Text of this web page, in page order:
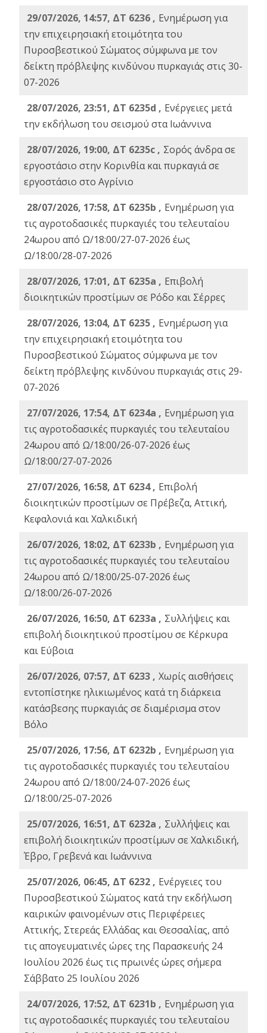
29/07/2026, 14:57, ΔΤ 6236 , Ενημέρωση για
την επιχειρησιακή ετοιμότητα του
Πυροσβεστικού Σώματος σύμφωνα με τον
δείκτη πρόβλεψης κινδύνου πυρκαγιάς στις 30-
07-2026
28/07/2026, 23:51, ΔΤ 6235d , Ενέργειες μετά
την εκδήλωση του σεισμού στα Ιωάννινα
28/07/2026, 19:00, ΔΤ 6235c , Σορός άνδρα σε
εργοστάσιο στην Κορινθία και πυρκαγιά σε
εργοστάσιο στο Αγρίνιο
28/07/2026, 17:58, ΔΤ 6235b , Ενημέρωση για
τις αγροτοδασικές πυρκαγιές του τελευταίου
24ωρου από Ω/18:00/27-07-2026 έως
Ω/18:00/28-07-2026
28/07/2026, 17:01, ΔΤ 6235a , Eπιβολή
διοικητικών προστίμων σε Ρόδο και Σέρρες
28/07/2026, 13:04, ΔΤ 6235 , Ενημέρωση για
την επιχειρησιακή ετοιμότητα του
Πυροσβεστικού Σώματος σύμφωνα με τον
δείκτη πρόβλεψης κινδύνου πυρκαγιάς στις 29-
07-2026
27/07/2026, 17:54, ΔΤ 6234a , Ενημέρωση για
τις αγροτοδασικές πυρκαγιές του τελευταίου
24ωρου από Ω/18:00/26-07-2026 έως
Ω/18:00/27-07-2026
27/07/2026, 16:58, ΔΤ 6234 , Eπιβολή
διοικητικών προστίμων σε Πρέβεζα, Αττική,
Κεφαλονιά και Χαλκιδική
26/07/2026, 18:02, ΔΤ 6233b , Ενημέρωση για
τις αγροτοδασικές πυρκαγιές του τελευταίου
24ωρου από Ω/18:00/25-07-2026 έως
Ω/18:00/26-07-2026
26/07/2026, 16:50, ΔΤ 6233a , Συλλήψεις και
επιβολή διοικητικού προστίμου σε Κέρκυρα
και Εύβοια
26/07/2026, 07:57, ΔΤ 6233 , Χωρίς αισθήσεις
εντοπίστηκε ηλικιωμένος κατά τη διάρκεια
κατάσβεσης πυρκαγιάς σε διαμέρισμα στον
Βόλο
25/07/2026, 17:56, ΔΤ 6232b , Ενημέρωση για
τις αγροτοδασικές πυρκαγιές του τελευταίου
24ωρου από Ω/18:00/24-07-2026 έως
Ω/18:00/25-07-2026
25/07/2026, 16:51, ΔΤ 6232a , Συλλήψεις και
επιβολή διοικητικών προστίμων σε Χαλκιδική,
Έβρο, Γρεβενά και Ιωάννινα
25/07/2026, 06:45, ΔΤ 6232 , Ενέργειες του
Πυροσβεστικού Σώματος κατά την εκδήλωση
καιρικών φαινομένων στις Περιφέρειες
Αττικής, Στερεάς Ελλάδας και Θεσσαλίας, από
τις απογευματινές ώρες της Παρασκευής 24
Ιουλίου 2026 έως τις πρωινές ώρες σήμερα
Σάββατο 25 Ιουλίου 2026
24/07/2026, 17:52, ΔΤ 6231b , Ενημέρωση για
τις αγροτοδασικές πυρκαγιές του τελευταίου